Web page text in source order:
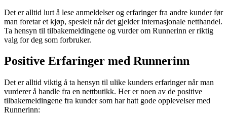
Det er alltid lurt å lese anmeldelser og erfaringer fra andre kunder før
man foretar et kjøp, spesielt når det gjelder internasjonale netthandel.
Ta hensyn til tilbakemeldingene og vurder om Runnerinn er riktig
valg for deg som forbruker.
Positive Erfaringer med Runnerinn
Det er alltid viktig å ta hensyn til ulike kunders erfaringer når man
vurderer å handle fra en nettbutikk. Her er noen av de positive
tilbakemeldingene fra kunder som har hatt gode opplevelser med
Runnerinn: